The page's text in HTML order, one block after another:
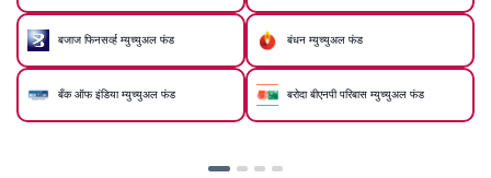
म्युच्युअल फंड वाढवा एच डी एफ सी म्युच्युअल फंड
एचएसबीसी म्युच्युअल फंड हेलिओस म्युच्युअल फंड